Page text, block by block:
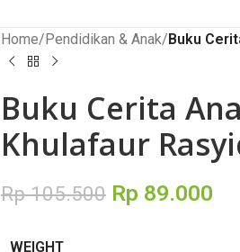
Home/Pendidikan & Anak/Buku
Buku Cerita
Khulafaur
Rp105.500 Rp 89.000
WEIGHT